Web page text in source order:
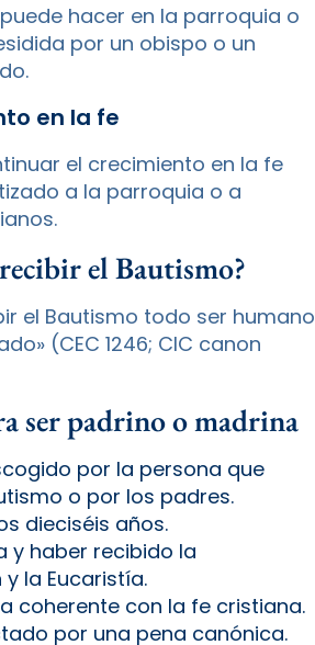
hacer en la parroquia o
por un obispo o un
en la fe
el crecimiento en la fe
a la parroquia o a
el Bautismo?
el Bautismo todo ser humano
(CEC 1246; CIC canon
ser padrino o madrina
por la persona que
o por los padres.
dieciséis años.
y haber recibido la
la Eucaristía.
coherente con la fe cristiana.
por una pena canónica.